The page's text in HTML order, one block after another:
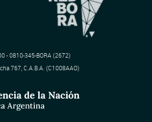
- 0810-345-BORA (2672)
767, C.A.B.A. (C1008AAO)